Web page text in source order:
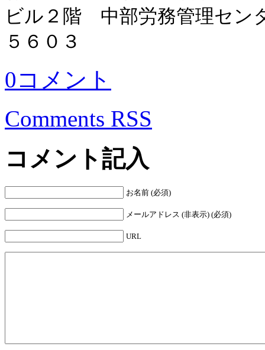
ビル２階 中部労務管理セン
５６０３
0コメント
Comments RSS
コメント記入
お名前 (必須)
メールアドレス (非表示) (必須)
URL